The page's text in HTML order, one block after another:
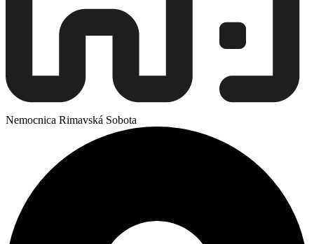
Nemocnica Rimavská Sobota